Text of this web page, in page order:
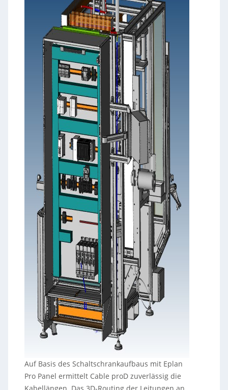
Auf Basis des Schaltschrankaufbaus mit Eplan
Pro Panel ermittelt Cable proD zuverlässig die